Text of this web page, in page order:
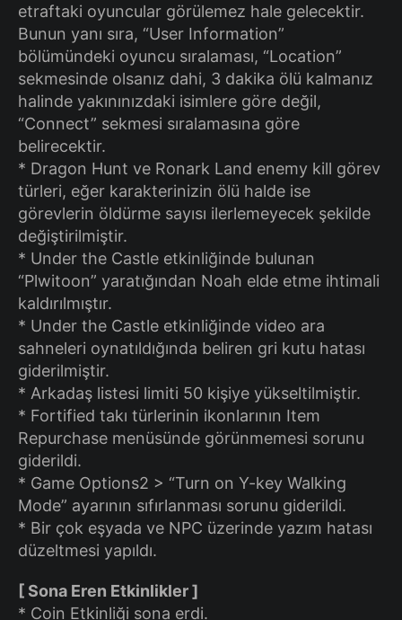
etraftaki oyuncular görülemez hale gelecektir.
Bunun yanı sıra, “User Information”
bölümündeki oyuncu sıralaması, “Location”
sekmesinde olsanız dahi, 3 dakika ölü kalmanız
halinde yakınınızdaki isimlere göre değil,
“Connect” sekmesi sıralamasına göre
belirecektir.
* Dragon Hunt ve Ronark Land enemy kill görev
türleri, eğer karakterinizin ölü halde ise
görevlerin öldürme sayısı ilerlemeyecek şekilde
değiştirilmiştir.
* Under the Castle etkinliğinde bulunan
“Plwitoon” yaratığından Noah elde etme ihtimali
kaldırılmıştır.
* Under the Castle etkinliğinde video ara
sahneleri oynatıldığında beliren gri kutu hatası
giderilmiştir.
* Arkadaş listesi limiti 50 kişiye yükseltilmiştir.
* Fortified takı türlerinin ikonlarının Item
Repurchase menüsünde görünmemesi sorunu
giderildi.
* Game Options2 > “Turn on Y-key Walking
Mode” ayarının sıfırlanması sorunu giderildi.
* Bir çok eşyada ve NPC üzerinde yazım hatası
düzeltmesi yapıldı.
[ Sona Eren Etkinlikler ]
* Coin Etkinliği sona erdi.